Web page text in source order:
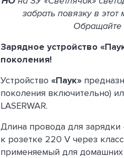
забрать повязку в
Обращайте
Зарядное устройство
поколения!
Устройство «Паук»
поколения включительно)
LASERWAR.
Длина провода для зарядки
к розетке 220 V через
применяемый для